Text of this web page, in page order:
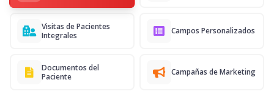
Visitas de Pacientes
Integrales
Campos Personalizados
Documentos del
Paciente
Campañas de Marketing